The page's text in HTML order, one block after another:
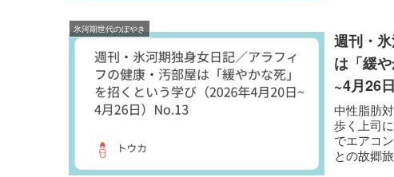
氷河期世代のぼやき
週刊・
は「緩
~4月26
中性脂肪
歩く上司
でエアコ
との故郷